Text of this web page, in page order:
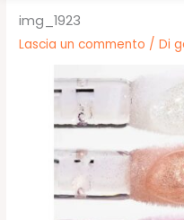
img_1923
Lascia un commento / Di